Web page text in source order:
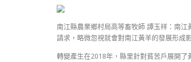
南江縣農業鄉村局高等畜牧師 譚玉祥：南
請求，略微忽視就會對南江黃羊的發展形成
轉變產生在2018年，縣里針對貧苦戶展開